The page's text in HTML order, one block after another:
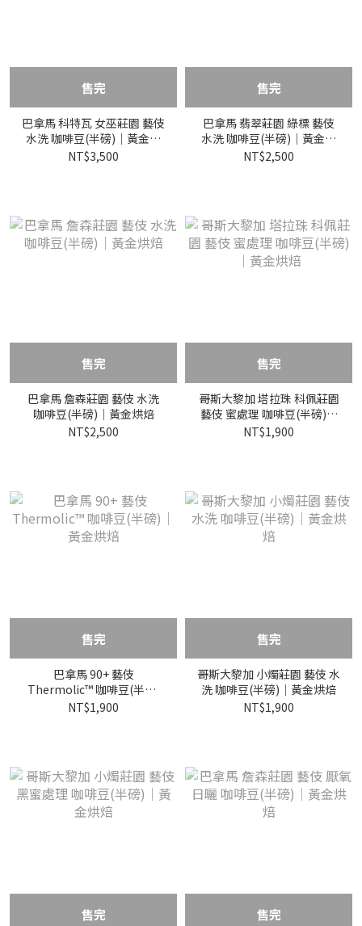
售完
巴拿馬 科特瓦 女巫莊園 藝伎
水洗 咖啡豆(半磅)｜黃金烘
焙
NT$3,500
售完
巴拿馬 翡翠莊園 綠標 藝伎
水洗 咖啡豆(半磅)｜黃金烘
焙
NT$2,500
售完
巴拿馬 詹森莊園 藝伎 水洗
咖啡豆(半磅)｜黃金烘焙
NT$2,500
售完
哥斯大黎加 塔拉珠 科佩莊園
藝伎 蜜處理 咖啡豆(半磅)｜
黃金烘焙
NT$1,900
售完
巴拿馬 90+ 藝伎
Thermolic™ 咖啡豆(半磅)
｜黃金烘焙
NT$1,900
售完
哥斯大黎加 小燭莊園 藝伎 水
洗 咖啡豆(半磅)｜黃金烘焙
NT$1,900
售完 售完